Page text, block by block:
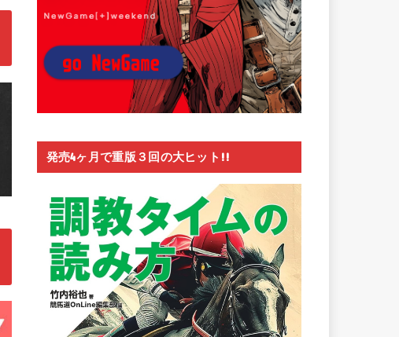
発売4ヶ月で重版３回の大ヒット!!